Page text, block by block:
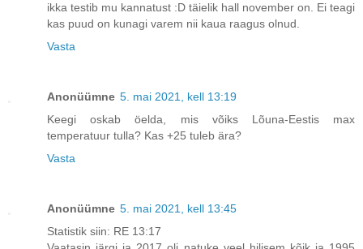
ikka testib mu kannatust :D täielik hall november on. Ei teagi
kas puud on kunagi varem nii kaua raagus olnud.
Vasta
Anonüümne 5. mai 2021, kell 13:19
Keegi oskab öelda, mis võiks Lõuna-Eestis max
temperatuur tulla? Kas +25 tuleb ära?
Vasta
Anonüümne 5. mai 2021, kell 13:45
Statistik siin: RE 13:17